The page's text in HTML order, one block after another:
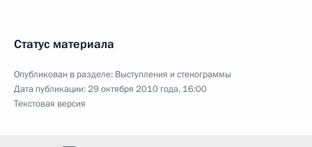
Статус материала
Опубликован в разделе: Выступления и стенограммы
Дата публикации:29 октября 2010 года, 16:00
Текстовая версия